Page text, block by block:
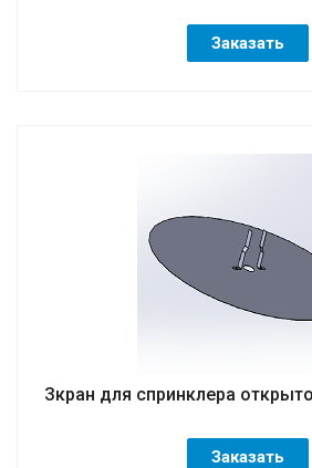
Заказать
Зкран для спринклера
Заказать